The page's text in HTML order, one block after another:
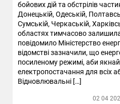
бойових дій та обстрілів
Донецькій, Одеській,
Сумській, Черкаській,
областях тимчасово
повідомило Міністерство
відомстві зазначили, що
посиленому режимі, аби
електропостачання для всіх
Відновлювальні […]
02 04